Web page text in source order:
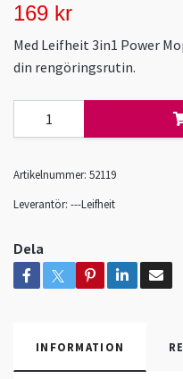
169 kr
Med Leifheit 3in1 Power
din rengöringsrutin.
Artikelnummer: 52119
Leverantör: ---Leifheit
Dela
INFORMATION